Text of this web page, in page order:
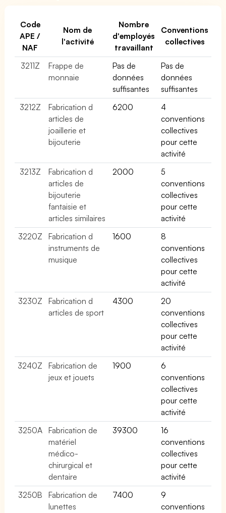
Code
APE /
NAF
Nom de
l'activité
Nombre
d'employés
travaillant
Conventions
collectives
3211Z
Frappe de
monnaie
Pas de
données
suffisantes
Pas de
données
suffisantes
3212Z
Fabrication d
articles de
joaillerie et
bijouterie
6200
4
conventions
collectives
pour cette
activité
3213Z
Fabrication d
articles de
bijouterie
fantaisie et
articles similaires
2000
5
conventions
collectives
pour cette
activité
3220Z
Fabrication d
instruments de
musique
1600
8
conventions
collectives
pour cette
activité
3230Z
Fabrication d
articles de sport
4300
20
conventions
collectives
pour cette
activité
3240Z
Fabrication de
jeux et jouets
1900
6
conventions
collectives
pour cette
activité
3250A
Fabrication de
matériel
médico-
chirurgical et
dentaire
39300
16
conventions
collectives
pour cette
activité
3250B
Fabrication de
lunettes
7400
9
conventions